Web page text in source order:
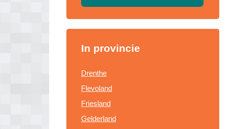
In provincie
Drenthe
Flevoland
Friesland
Gelderland